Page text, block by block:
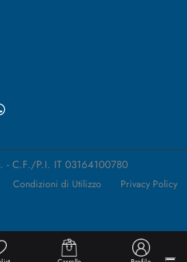
- C.F./P.I. IT 03164100780
Condizioni di Utilizzo Privacy Policy
by Passepartout